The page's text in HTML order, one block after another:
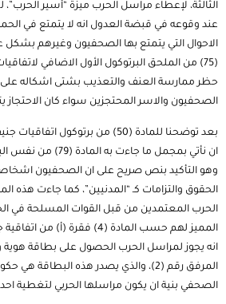
الثالثة، لإعطاء مراسل الحرب ميزة “أسير
عند وقوعه في قبضة العدول انه لا يتمتع في
الاحوال التي يتمتع بها الصحفيون وغيرهم بشكل
(75) من الملحق البرتوكول الأول الاضافي
حظر ممارسة العنف والتعذيب بشتى اشكاله
الصحفيون والاسر المحتجزين سواء كان الاحتجاز
بعد توضحنا للمادة (50) من برتوكول
ان نأتي بمجمل ما جاءت
وهو التأكيد بنص صريح على ان الصحفيون
الحقوق والتزامات كـ “المدنيين”، كما جاءت هذه
الحرب المعتمدين من قبل القوات المسلحة في
المميز لهم حسب المادة (4) فقرة
انه يجوز لمراسل الحرب الحصول على بطاقة هوية
المرفق رقم (2)، والذي يصدر هذه البطاقة
الصحفي بنية ان يكون مراسلها الحربي لتغطية